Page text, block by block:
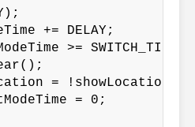
+= DELAY;
>= SWITCH_TIME)
= !showLocation;
= 0;